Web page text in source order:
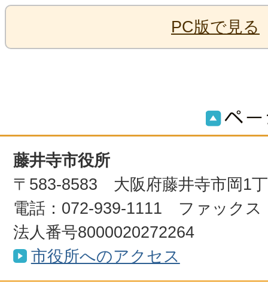
PC版で見る
藤井寺市役所
〒583-8583 大阪府藤井寺市岡1
電話：072-939-1111 ファックス
法人番号8000020272264
市役所へのアクセス